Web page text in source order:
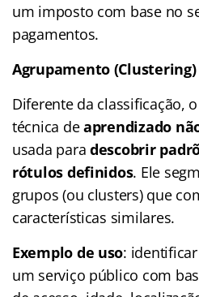
um imposto com base no
pagamentos.
Agrupamento (Clustering)
Diferente da classificação,
técnica deaprendizado
usada paradescobrir
rótulos definidos. Ele
grupos (ou clusters) que
características similares.
Exemplo de uso:
um serviço público com